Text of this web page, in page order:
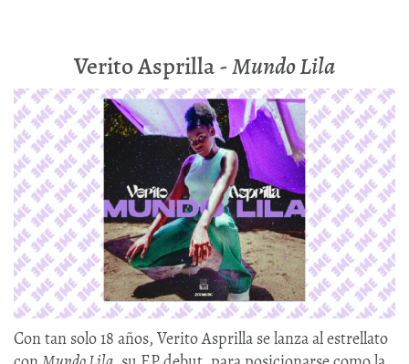
Verito Asprilla -Mundo Lila
Con tan solo 18 años, Verito Asprilla se lanza al estrellato